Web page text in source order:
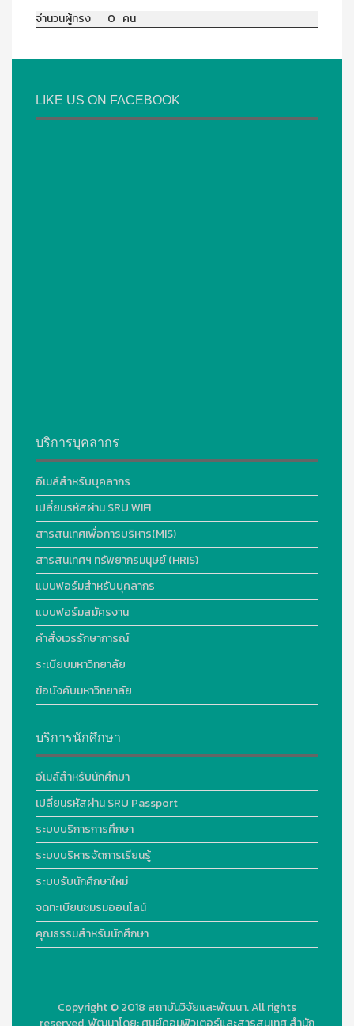
จำนวนผู้ทรง 0 คน
LIKE US ON FACEBOOK
บริการบุคลากร
อีเมล์สำหรับบุคลากร
เปลี่ยนรหัสผ่าน SRU WIFI
สารสนเทศเพื่อการบริหาร(MIS)
สารสนเทศฯ ทรัพยากรมนุษย์ (HRIS)
แบบฟอร์มสำหรับบุคลากร
แบบฟอร์มสมัครงาน
คำสั่งเวรรักษาการณ์
ระเบียบมหาวิทยาลัย
ข้อบังคับมหาวิทยาลัย
บริการนักศึกษา
อีเมล์สำหรับนักศึกษา
เปลี่ยนรหัสผ่าน SRU Passport
ระบบบริการการศึกษา
ระบบบริหารจัดการเรียนรู้
ระบบรับนักศึกษาใหม่
จดทะเบียนชมรมออนไลน์
คุณธรรมสำหรับนักศึกษา
Copyright © 2018 สถาบันวิจัยและพัฒนา. All rights